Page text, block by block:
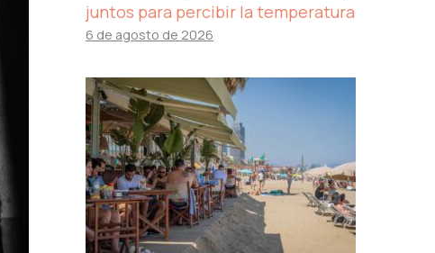
juntos para percibir la temperatura
6 de agosto de 2026